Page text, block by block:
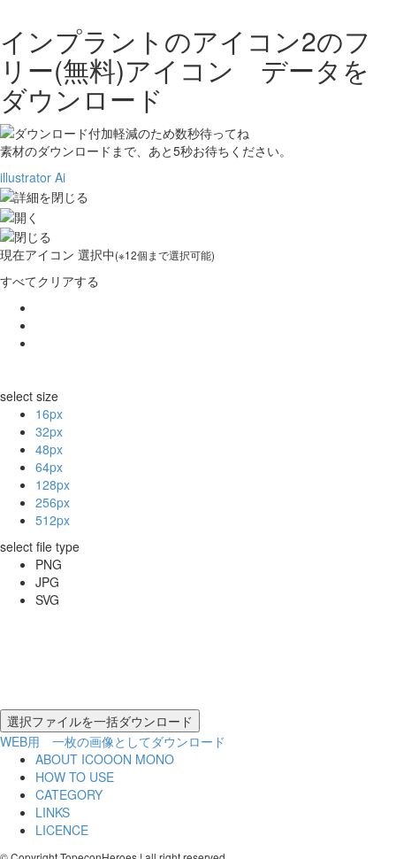
インプラントのアイコン2のフ
リー(無料)アイコン データを
ダウンロード
素材のダウンロードまで、あと5秒お待ちください。
illustrator Ai
現在アイコン 選択中(※12個まで選択可能)
すべてクリアする
select size
16px
32px
48px
64px
128px
256px
512px
select file type
PNG
JPG
SVG
WEB用 一枚の画像としてダウンロード
ABOUT ICOOON MONO
HOW TO USE
CATEGORY
LINKS
LICENCE